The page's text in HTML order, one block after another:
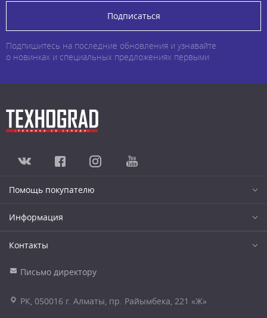
Подписаться
Подпишитесь на последние обновления и узнавайте
о новинках и специальных предложениях первыми
Помощь покупателю
Информация
Контакты
Письмо директору
РК, 050016 г. Алматы, пр. Райымбека, 221 «Ж»